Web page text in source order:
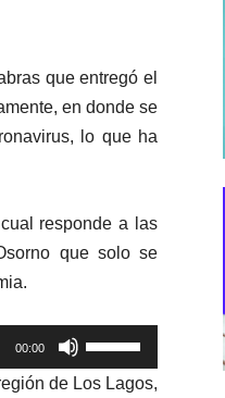
que entregó el
en donde se
lo que ha
responde a las
que solo se
00:00
las
teclas
de Los Lagos,